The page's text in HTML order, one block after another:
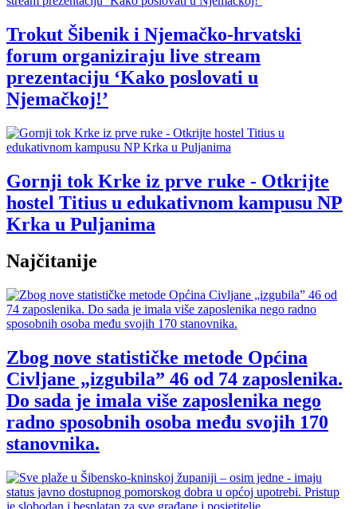
Trokut Šibenik i Njemačko-hrvatski
forum organiziraju live stream
prezentaciju ‘Kako poslovati u
Njemačkoj!’
Gornji tok Krke iz prve ruke - Otkrijte
hostel Titius u edukativnom kampusu NP
Krka u Puljanima
Najčitanije
Zbog nove statističke metode Općina
Civljane „izgubila” 46 od 74 zaposlenika.
Do sada je imala više zaposlenika nego
radno sposobnih osoba među svojih 170
stanovnika.